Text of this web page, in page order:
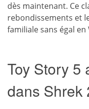
dès maintenant. Ce
rebondissements et
familiale sans égal en
Toy Story 5
dans Shrek